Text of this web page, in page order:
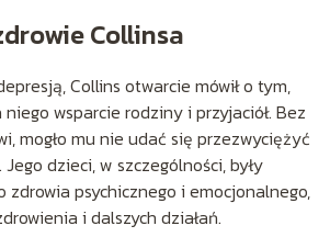
Collinsa
Collins otwarcie mówił o tym,
wsparcie rodziny i przyjaciół. Bez
mogło mu nie udać się przezwyciężyć
dzieci, w szczególności, były
psychicznego i emocjonalnego,
i dalszych działań.